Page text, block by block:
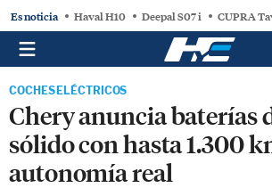
Es noticia Haval H10 Deepal S07 i CUPRA
COCHES ELÉCTRICOS
Chery anuncia baterías
sólido con hasta 1.300
autonomía real